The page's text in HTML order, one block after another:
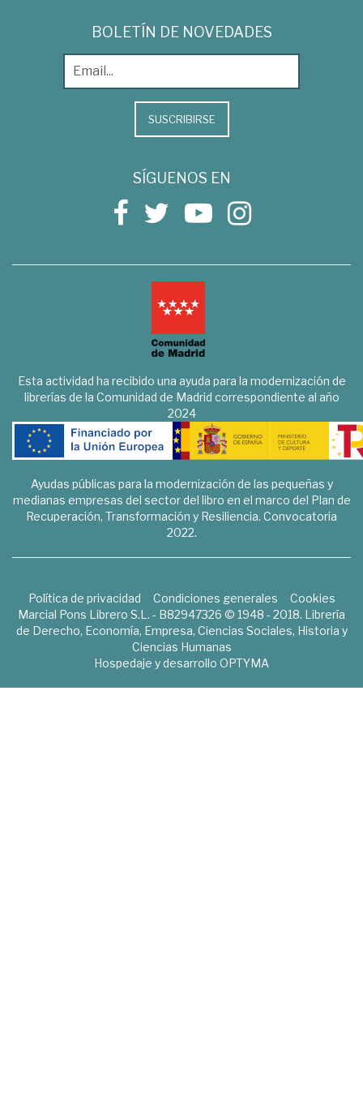
BOLETÍN DE NOVEDADES
SUSCRIBIRSE
SÍGUENOS EN
Esta actividad ha recibido una ayuda para la modernización de
librerías de la Comunidad de Madrid correspondiente al año
2024
Ayudas públicas para la modernización de las pequeñas y
medianas empresas del sector del libro en el marco del Plan de
Recuperación, Transformación y Resiliencia. Convocatoria
2022.
Política de privacidad Condiciones generales
Cookies
Marcial Pons Librero S.L. - B82947326 © 1948 - 2018. Librería
de Derecho, Economía, Empresa, Ciencias Sociales, Historia y
Ciencias Humanas
Hospedaje y desarrollo OPTYMA